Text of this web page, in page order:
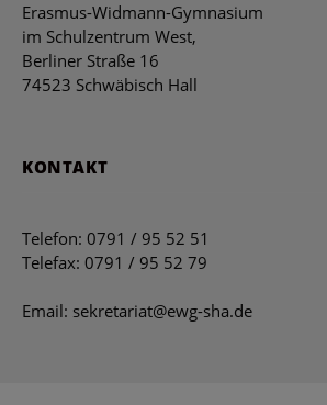
Erasmus-Widmann-Gymnasium
im Schulzentrum West,
Berliner Straße 16
74523 Schwäbisch Hall
KONTAKT
Telefon: 0791 / 95 52 51
Telefax: 0791 / 95 52 79
Email: sekretariat@ewg-sha.de